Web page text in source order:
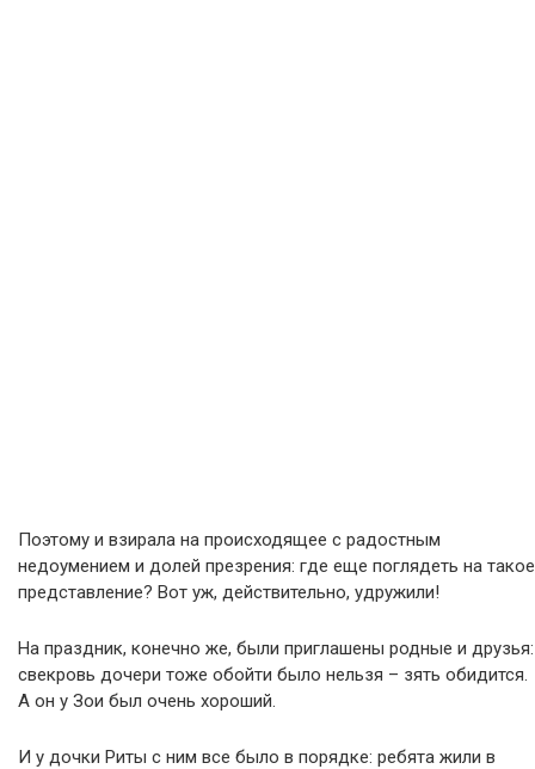
Поэтому и взирала на происходящее с радостным
недоумением и долей презрения: где еще поглядеть на такое
представление? Вот уж, действительно, удружили!
На праздник, конечно же, были приглашены родные и друзья:
свекровь дочери тоже обойти было нельзя – зять обидится.
А он у Зои был очень хороший.
И у дочки Риты с ним все было в порядке: ребята жили в